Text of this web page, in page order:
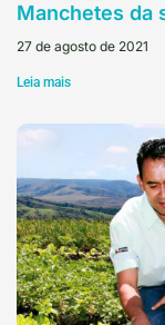
Manchetes da
27 de agosto de 2021
Leia mais